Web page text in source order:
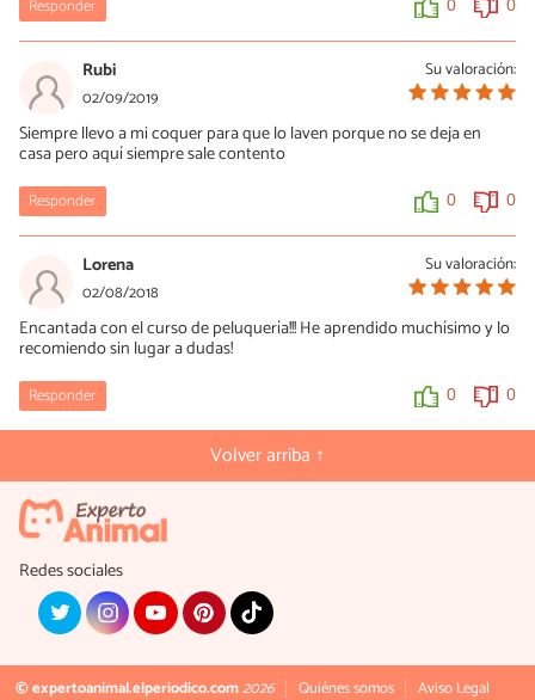
Responder 0 0
Su valoración:
Rubi
02/09/2019
Siempre llevo a mi coquer para que lo laven porque no se deja en
casa pero aquí siempre sale contento
Responder 0 0
Su valoración:
Lorena
02/08/2018
Encantada con el curso de peluquería!!! He aprendido muchísimo y lo
recomiendo sin lugar a dudas!
Responder 0 0
Volver arriba ↑
Redes sociales
© expertoanimal.elperiodico.com2026 Quiénes somos Aviso Legal